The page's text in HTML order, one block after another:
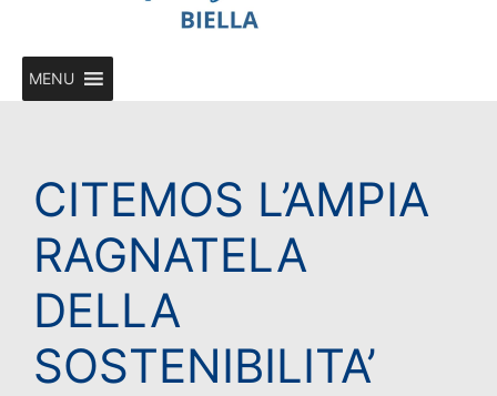
MENU
CITEMOS L’AMPIA
RAGNATELA
DELLA
SOSTENIBILITA’